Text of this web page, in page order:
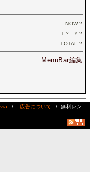
NOW.?
T.? Y.?
TOTAL.?
MenuBar編集
/ 広告について
/ 無料レン